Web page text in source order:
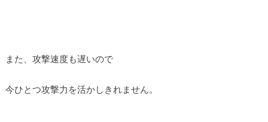
また、攻撃速度も遅いので
今ひとつ攻撃力を活かしきれません。